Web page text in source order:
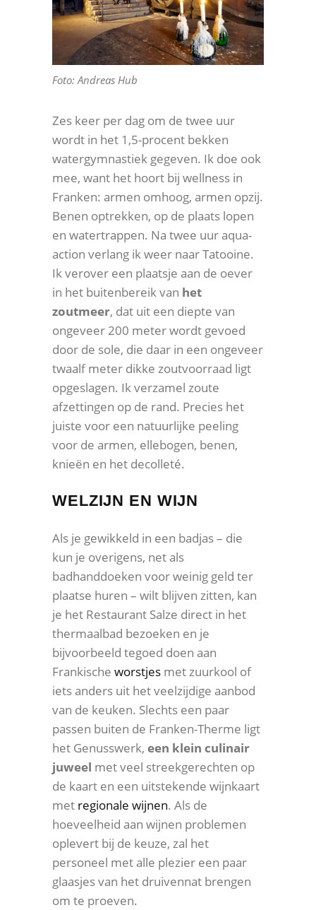
Foto: Andreas Hub
Zes keer per dag om de twee uur
wordt in het 1,5-procent bekken
watergymnastiek gegeven. Ik doe ook
mee, want het hoort bij wellness in
Franken: armen omhoog, armen opzij.
Benen optrekken, op de plaats lopen
en watertrappen. Na twee uur aqua-
action verlang ik weer naar Tatooine.
Ik verover een plaatsje aan de oever
in het buitenbereik van het
zoutmeer, dat uit een diepte van
ongeveer 200 meter wordt gevoed
door de sole, die daar in een ongeveer
twaalf meter dikke zoutvoorraad ligt
opgeslagen. Ik verzamel zoute
afzettingen op de rand. Precies het
juiste voor een natuurlijke peeling
voor de armen, ellebogen, benen,
knieën en het decolleté.
WELZIJN EN WIJN
Als je gewikkeld in een badjas – die
kun je overigens, net als
badhanddoeken voor weinig geld ter
plaatse huren – wilt blijven zitten, kan
je het Restaurant Salze direct in het
thermaalbad bezoeken en je
bijvoorbeeld tegoed doen aan
Frankische worstjes met zuurkool of
iets anders uit het veelzijdige aanbod
van de keuken. Slechts een paar
passen buiten de Franken-Therme ligt
het Genusswerk, een klein culinair
juweel met veel streekgerechten op
de kaart en een uitstekende wijnkaart
met regionale wijnen. Als de
hoeveelheid aan wijnen problemen
oplevert bij de keuze, zal het
personeel met alle plezier een paar
glaasjes van het druivennat brengen
om te proeven.